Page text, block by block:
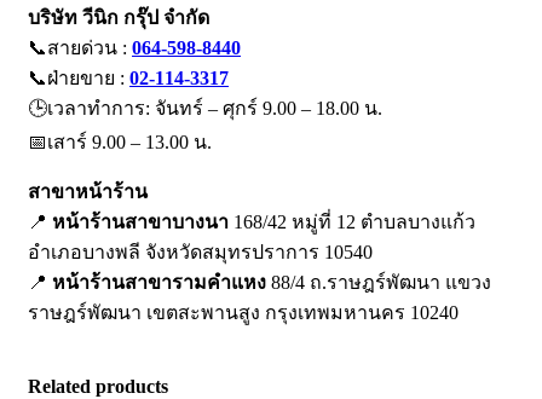
บริษัท วีนิก กรุ๊ป จำกัด
📞สายด่วน : 064-598-8440
📞ฝ่ายขาย : 02-114-3317
🕒เวลาทำการ: จันทร์ – ศุกร์ 9.00 – 18.00 น.
📅เสาร์ 9.00 – 13.00 น.
สาขาหน้าร้าน
📍 หน้าร้านสาขาบางนา 168/42 หมู่ที่ 12 ตำบลบางแก้ว
อำเภอบางพลี จังหวัดสมุทรปราการ 10540
📍 หน้าร้านสาขารามคำแหง 88/4 ถ.ราษฎร์พัฒนา แขวง
ราษฎร์พัฒนา เขตสะพานสูง กรุงเทพมหานคร 10240
Related products